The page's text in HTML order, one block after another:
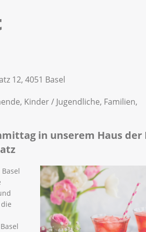
12, 4051 Basel
Kinder / Jugendliche, Familien,
in unserem Haus der